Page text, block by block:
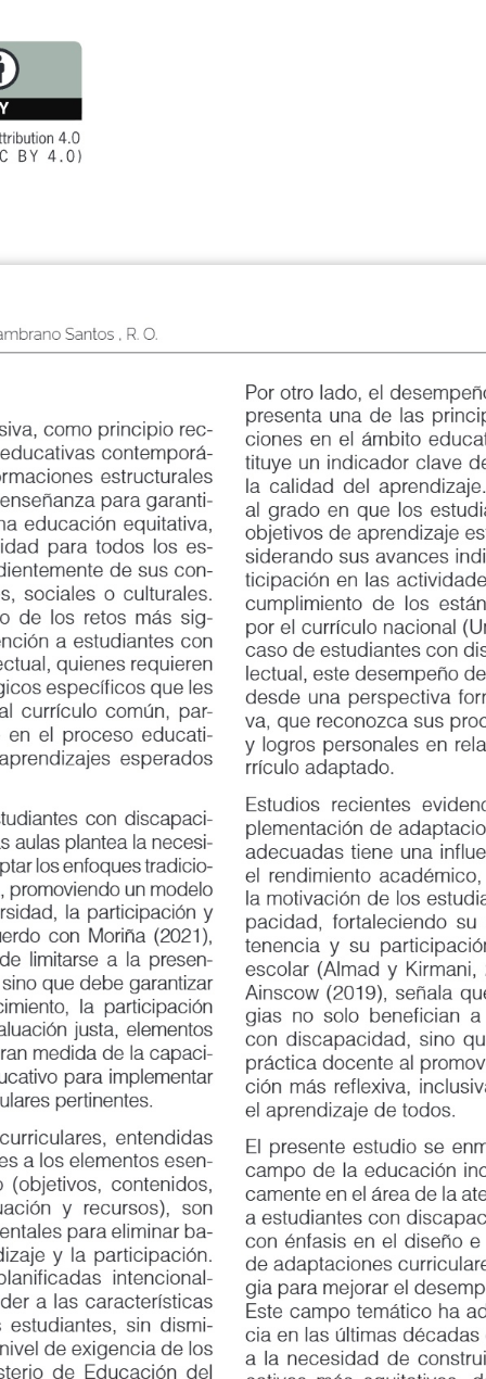
como principio rec
-
contemporá
-
estructurales
para garanti
-
equitativa,
para todos los es
-
de sus con
-
o culturales.
los retos más sig
-
a estudiantes con
quienes requieren
específicos que les
común, par
-
el proceso educati
-
esperados
con discapaci
-
plantea la necesi
-
los enfoques tradicio
-
un modelo
la participación y
con Moriña (2021),
a la presen
-
que debe garantizar
la participación
justa, elementos
medida de la capaci
-
para implementar
pertinentes.
entendidas
los elementos esen
-
contenidos,
y recursos), son
para eliminar ba
-
y la participación.
intencional
-
las características
sin dismi
-
de exigencia de los
de Educación del
Santos , R. O.
Por otro lado, el desempeño
presenta una de las
ciones en el ámbito
tituye un indicador clave del
la calidad del aprendizaje.
al grado en que los
objetivos de aprendizaje
siderando sus avances
ticipación en las actividades
cumplimiento de los
por el currículo nacional
caso de estudiantes con
lectual, este desempeño debe
desde una perspectiva
va, que reconozca sus
y logros personales en
rrículo adaptado.
Estudios recientes evidencian
plementación de
adecuadas tiene una
el rendimiento académico, la
la motivación de los
pacidad, fortaleciendo su
tenencia y su participación en
escolar (Almad y Kirmani,
Ainscow (2019), señala que,
gias no solo benefician a los
con discapacidad, sino que
práctica docente al promover
ción más reflexiva, inclusiva
el aprendizaje de todos.
El presente estudio se
campo de la educación
camente en el área de la
a estudiantes con
con énfasis en el diseño e
de adaptaciones curriculares
gia para mejorar el
Este campo temático ha
cia en las últimas décadas
a la necesidad de construir